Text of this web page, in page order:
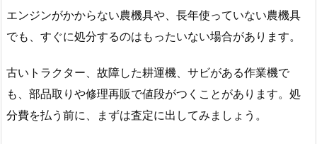
エンジンがかからない農機具や、長年使っていない農機具
でも、すぐに処分するのはもったいない場合があります。
古いトラクター、故障した耕運機、サビがある作業機で
も、部品取りや修理再販で値段がつくことがあります。処
分費を払う前に、まずは査定に出してみましょう。